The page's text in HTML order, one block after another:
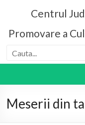
Centrul
Promovare a
Meserii din